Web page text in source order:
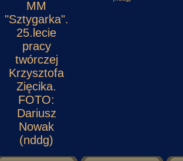
MM
"Sztygarka".
25.lecie
pracy
twórczej
Krzysztofa
Zięcika.
FOTO:
Dariusz
Nowak
(nddg)